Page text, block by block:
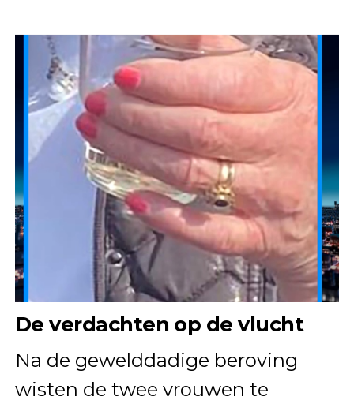
De verdachten op de vlucht
Na de gewelddadige beroving
wisten de twee vrouwen te